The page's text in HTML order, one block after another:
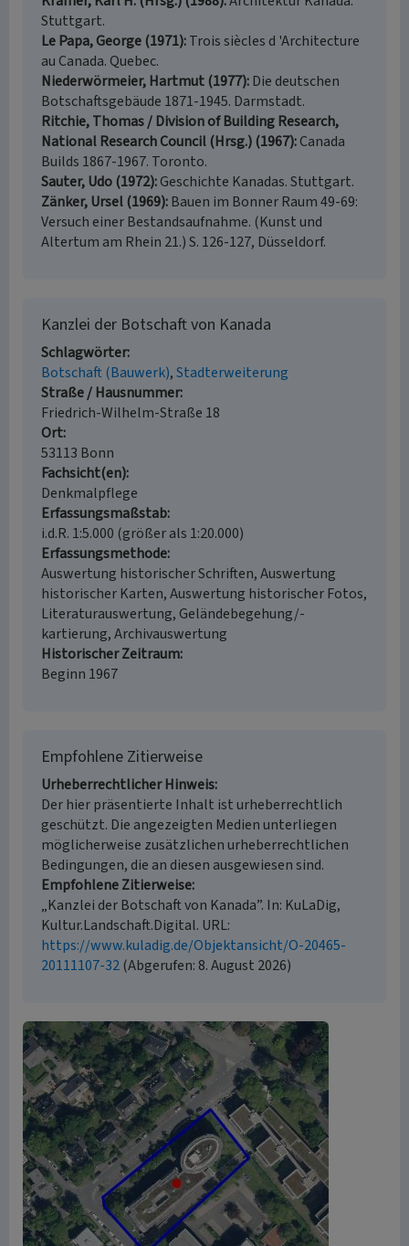
Stuttgart.
Le Papa, George (1971) Trois siècles d 'Architecture
au Canada. Quebec.
Niederwörmeier, Hartmut (1977) Die deutschen
Botschaftsgebäude 1871-1945. Darmstadt.
Ritchie, Thomas / Division of Building Research,
National Research Council (Hrsg.) (1967) Canada
Builds 1867-1967. Toronto.
Sauter, Udo (1972) Geschichte Kanadas. Stuttgart.
Zänker, Ursel (1969) Bauen im Bonner Raum 49-69:
Versuch einer Bestandsaufnahme. (Kunst und
Altertum am Rhein 21.) S. 126-127, Düsseldorf.
Kanzlei der Botschaft von Kanada
Schlagwörter
Botschaft (Bauwerk) Stadterweiterung
Straße / Hausnummer
Friedrich-Wilhelm-Straße 18
Ort
53113 Bonn
Fachsicht(en)
Denkmalpflege
Erfassungsmaßstab
i.d.R. 1:5.000 (größer als 1:20.000)
Erfassungsmethode
Auswertung historischer Schriften, Auswertung
historischer Karten, Auswertung historischer Fotos,
Literaturauswertung, Geländebegehung/-
kartierung, Archivauswertung
Historischer Zeitraum
Beginn 1967
Empfohlene Zitierweise
Urheberrechtlicher Hinweis
Der hier präsentierte Inhalt ist urheberrechtlich
geschützt. Die angezeigten Medien unterliegen
möglicherweise zusätzlichen urheberrechtlichen
Bedingungen, die an diesen ausgewiesen sind.
Empfohlene Zitierweise
„Kanzlei der Botschaft von Kanada”. In: KuLaDig,
Kultur.Landschaft.Digital. URL:
https://www.kuladig.de/Objektansicht/O-20465-
20111107-32(Abgerufen: 8. August 2026)